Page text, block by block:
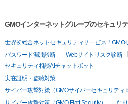
GMOインターネットグループのセキュリ
世界初総合ネットセキュリティサービス「GMO
パスワード漏洩診断
Webサイトリスク診断
セキュリティ相談AIチャットボット
実在証明・盗聴対策
サイバー攻撃対策（GMOサイバーセキュリティ
サイバー攻撃対策（GMO Flatt Security）
な